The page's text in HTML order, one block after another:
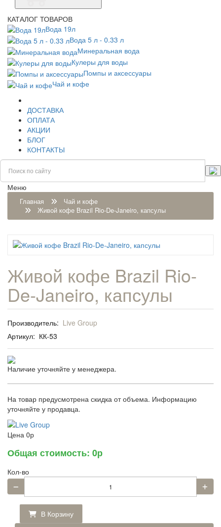
КАТАЛОГ ТОВАРОВ
Вода 19л
Вода 5 л - 0.33 л
Минеральная вода
Кулеры для воды
Помпы и аксессуары
Чай и кофе
ДОСТАВКА
ОПЛАТА
АКЦИИ
БЛОГ
КОНТАКТЫ
Меню
Главная
Чай и кофе
Живой кофе Brazil Rio-De-Janeiro, капсулы
Живой кофе Brazil Rio-
De-Janeiro, капсулы
Производитель: Live Group
Артикул: КК-53
Наличие уточняйте у менеджера.
На товар предусмотрена скидка от объема. Информацию
уточняйте у продавца.
Цена 0р
Общая стоимость: 0р
Кол-во
В Корзину